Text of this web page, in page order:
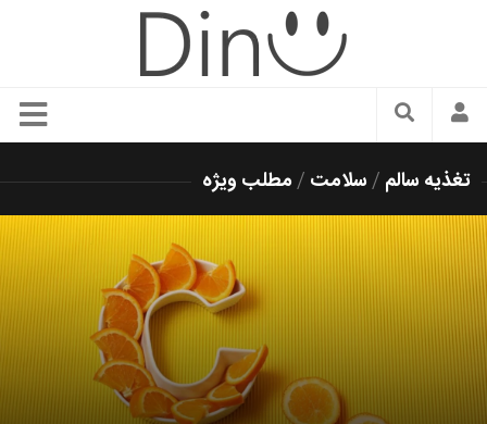
سبک زندگی
زیبایی و آرایش
شیک پوشی
دکوراسیون و چیدمان
غذا
رستوران گردی
تغذیه سالم /سلامت /مطلب ویژه